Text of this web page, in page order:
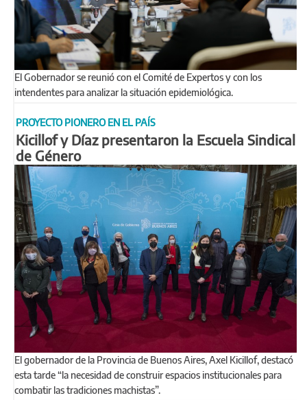
El Gobernador se reunió con el Comité de Expertos y con los
intendentes para analizar la situación epidemiológica.
PROYECTO PIONERO EN EL PAÍS
Kicillof y Díaz presentaron la Escuela Sindical
de Género
El gobernador de la Provincia de Buenos Aires, Axel Kicillof, destacó
esta tarde “la necesidad de construir espacios institucionales para
combatir las tradiciones machistas”.